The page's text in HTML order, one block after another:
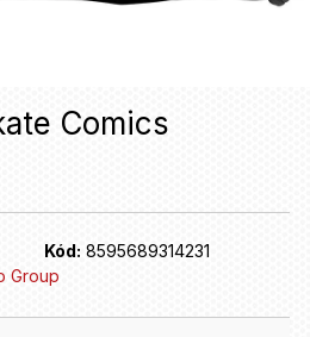
Comics
Kód: 8595689314231
Group